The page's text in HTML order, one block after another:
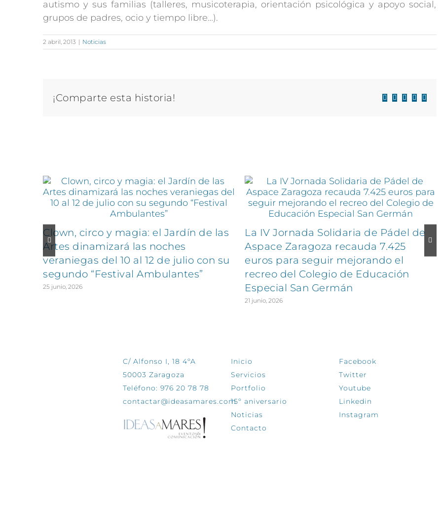
autismo y sus familias (talleres, musicoterapia, orientación psicológica y apoyo social,
grupos de padres, ocio y tiempo libre…).
2 abril, 2013 | Noticias
¡Comparte esta historia! Facebook
X LinkedIn
WhatsApp
Correo
Clown, circo y magia: el Jardín de las
Artes dinamizará las noches
veraniegas del 10 al 12 de julio con su
segundo “Festival Ambulantes”
25 junio, 2026
La IV Jornada Solidaria de Pádel de
Aspace Zaragoza recauda 7.425
euros para seguir mejorando el
recreo del Colegio de Educación
Especial San Germán
21 junio, 2026
C/ Alfonso I, 18 4ºA
50003 Zaragoza
Teléfono: 976 20 78 78
contactar@ideasamares.com
Inicio
Servicios
Portfolio
15º aniversario
Noticias
Contacto
Facebook
Twitter
Youtube
Linkedin
Instagram